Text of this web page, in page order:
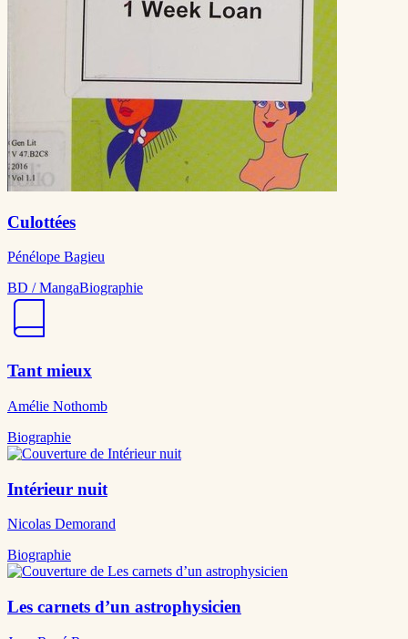
Culottées
Pénélope Bagieu
BD / MangaBiographie
Tant mieux
Amélie Nothomb
Biographie
Intérieur nuit
Nicolas Demorand
Biographie
Les carnets d’un astrophysicien